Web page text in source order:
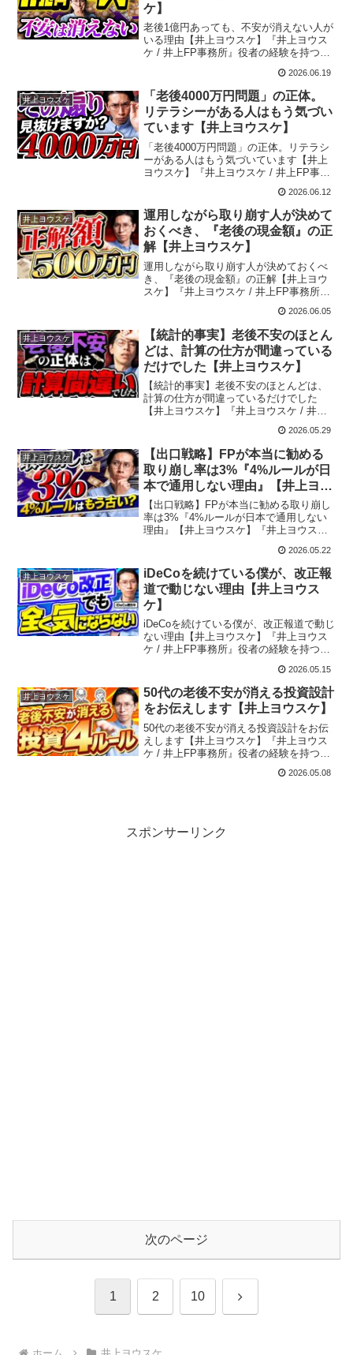
ケ】
老後1億円あっても、不安が消えない人が
いる理由【井上ヨウスケ】『井上ヨウス
ケ / 井上FP事務所』役者の経験を持つ異
で得たスキルで「誰よりもわかりやす
く」をモットーに、生きていく上で欠か
せないお金の知...
2026.06.19
井上ヨウスケ
「老後4000万円問題」の正体。
リテラシーがある人はもう気づい
ています【井上ヨウスケ】
「老後4000万円問題」の正体。リテラシ
ーがある人はもう気づいています【井上
ヨウスケ】『井上ヨウスケ / 井上FP事務
シャルプランナー。役者で得たスキルで
「誰よりもわかりやすく」をモットー
に、生きてい...
2026.06.12
井上ヨウスケ
運用しながら取り崩す人が決めて
おくべき、『老後の現金額』の正
解【井上ヨウスケ】
運用しながら取り崩す人が決めておくべ
き、『老後の現金額』の正解【井上ヨウ
スケ】『井上ヨウスケ / 井上FP事務所』
ルプランナー。役者で得たスキルで「誰
よりもわかりやすく」をモットーに、生
きていく上で...
2026.06.05
井上ヨウスケ
【統計的事実】老後不安のほとん
どは、計算の仕方が間違っている
だけでした【井上ヨウスケ】
【統計的事実】老後不安のほとんどは、
計算の仕方が間違っているだけでした
【井上ヨウスケ】『井上ヨウスケ / 井上
FP事務所』役者の経験を持つ異例のファ
イナンシャルプランナー。役者で得たス
キルで「誰よりもわかりやすく」をモッ
トーに、生き...
2026.05.29
井上ヨウスケ
【出口戦略】FPが本当に勧める
取り崩し率は3%『4%ルールが日
本で通用しない理由』【井上ヨウ
スケ】
【出口戦略】FPが本当に勧める取り崩し
率は3%『4%ルールが日本で通用しない
理由』【井上ヨウスケ】『井上ヨウスケ /
ファイナンシャルプランナー。役者で得
たスキルで「誰よりもわかりやすく」を
モット...
2026.05.22
井上ヨウスケ
iDeCoを続けている僕が、改正報
道で動じない理由【井上ヨウス
ケ】
iDeCoを続けている僕が、改正報道で動じ
ない理由【井上ヨウスケ】『井上ヨウス
ケ / 井上FP事務所』役者の経験を持つ異
で得たスキルで「誰よりもわかりやす
く」をモットーに、生きていく上で欠か
せないお...
2026.05.15
井上ヨウスケ
50代の老後不安が消える投資設計
をお伝えします【井上ヨウスケ】
50代の老後不安が消える投資設計をお伝
えします【井上ヨウスケ】『井上ヨウス
ケ / 井上FP事務所』役者の経験を持つ異
で得たスキルで「誰よりもわかりやす
2026.05.08
スポンサーリンク
次のページ
1 2 10 次